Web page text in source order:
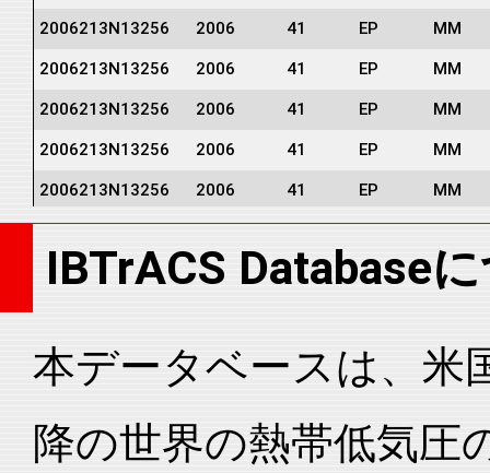
2006213N13256 2006 41 EP MM
2006213N13256 2006 41 EP MM
2006213N13256 2006 41 EP MM
2006213N13256 2006 41 EP MM
2006213N13256 2006 41 EP MM
2006213N13256 2006 41 EP MM
2006213N13256 2006 41 EP MM
2006213N13256 2006 41 EP MM
2006213N13256 EP MM
2006213N13256 2006 41 EP MM
IBTrACS Database
本データベースは、米
降の世界の熱帯低気圧